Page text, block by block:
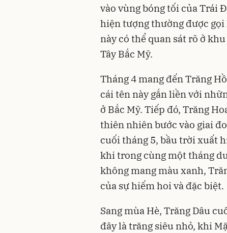
vào vùng bóng tối của Trái
hiện tượng thường được
này có thể quan sát rõ ở
Tây Bắc Mỹ.
Tháng 4 mang đến Trăng
cái tên này gắn liền với
ở Bắc Mỹ. Tiếp đó, Trăng
thiên nhiên bước vào giai
cuối tháng 5, bầu trời xuất
khi trong cùng một tháng
không mang màu xanh,
của sự hiếm hoi và đặc biệt.
Sang mùa Hè, Trăng Dâu
đây là trăng siêu nhỏ, khi